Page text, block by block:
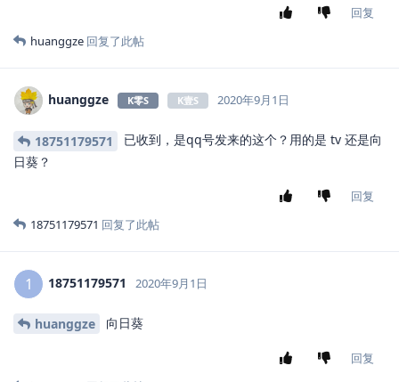
回复
huanggze 回复了此帖
huanggze K零S K壹S 2020年9月1日
18751179571
已收到，是qq号发来的这个？用的是 tv 还是向
日葵？
回复
18751179571 回复了此帖
1 18751179571 2020年9月1日
huanggze 向日葵
回复